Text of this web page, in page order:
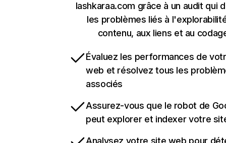
lashkaraa.com grâce à un audit qui
les problèmes liés à
contenu, aux liens et au
Évaluez les performances de
web et résolvez tous les
associés
Assurez-vous que le robot de
peut explorer et indexer votre
Analysez votre site web pour